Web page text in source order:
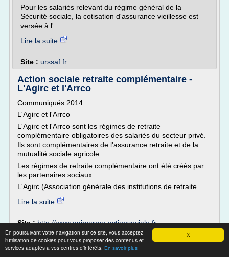
X
En poursuivant votre navigation sur ce site, vous acceptez
l'utilisation de cookies pour vous proposer des contenus et
services adaptés à vos centres d'intérêts. En savoir plus
Pour les salariés relevant du régime général de la
Sécurité sociale, la cotisation d'assurance vieillesse est
versée à l'...
Lire la suite
Site : urssaf.fr
Action sociale retraite complémentaire -
L'Agirc et l'Arrco
Communiqués 2014
L'Agirc et l'Arrco
L'Agirc et l'Arrco sont les régimes de retraite
complémentaire obligatoires des salariés du secteur privé.
Ils sont complémentaires de l'assurance retraite et de la
mutualité sociale agricole.
Les régimes de retraite complémentaire ont été créés par
les partenaires sociaux.
L'Agirc (Association générale des institutions de retraite...
Lire la suite
Site :http://www.agircarrco-actionsociale.fr
Retraite complémentaire : affiliation des
salariés | Agirc ...